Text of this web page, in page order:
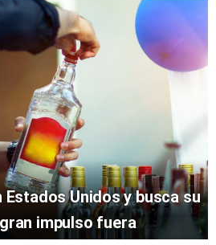
Estados Unidos y busca su
impulso fuera